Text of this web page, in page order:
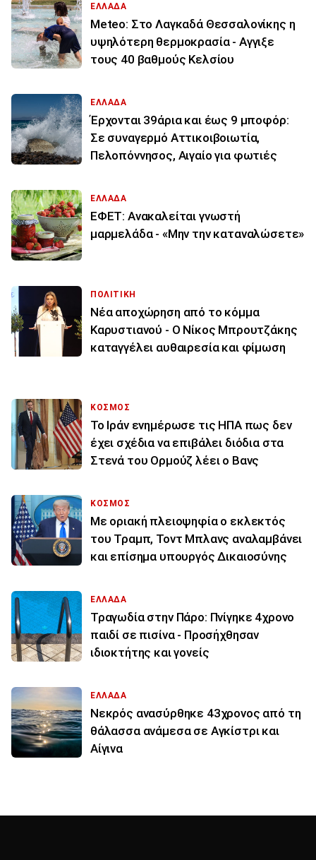
ΕΛΛΑΔΑ
Meteo: Στο Λαγκαδά Θεσσαλονίκης η
υψηλότερη θερμοκρασία - Αγγιξε
τους 40 βαθμούς Κελσίου
ΕΛΛΑΔΑ
Έρχονται 39άρια και έως 9 μποφόρ:
Σε συναγερμό Αττικοιβοιωτία,
Πελοπόννησος, Αιγαίο για φωτιές
ΕΛΛΑΔΑ
ΕΦΕΤ: Ανακαλείται γνωστή
μαρμελάδα - «Μην την καταναλώσετε»
ΠΟΛΙΤΙΚΗ
Νέα αποχώρηση από το κόμμα
Καρυστιανού - Ο Νίκος Μπρουτζάκης
καταγγέλει αυθαιρεσία και φίμωση
ΚΟΣΜΟΣ
To Ιράν ενημέρωσε τις ΗΠΑ πως δεν
έχει σχέδια να επιβάλει διόδια στα
Στενά του Ορμούζ λέει ο Βανς
ΚΟΣΜΟΣ
Με οριακή πλειοψηφία ο εκλεκτός
του Τραμπ, Τοντ Μπλανς αναλαμβάνει
και επίσημα υπουργός Δικαιοσύνης
ΕΛΛΑΔΑ
Τραγωδία στην Πάρο: Πνίγηκε 4χρονο
παιδί σε πισίνα - Προσήχθησαν
ιδιοκτήτης και γονείς
ΕΛΛΑΔΑ
Νεκρός ανασύρθηκε 43χρονος από τη
θάλασσα ανάμεσα σε Αγκίστρι και
Αίγινα